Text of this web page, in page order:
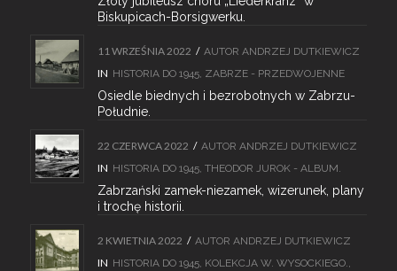
Biskupicach-Borsigwerku.
11 WRZEŚNIA 2022 / AUTOR ANDRZEJ DUTKIEWICZ
IN HISTORIA DO 1945, ZABRZE - PRZEDWOJENNE
Osiedle biednych i bezrobotnych w Zabrzu-
Południe.
22 CZERWCA 2022 / AUTOR ANDRZEJ DUTKIEWICZ
IN HISTORIA DO 1945, THEODOR JUROK - ALBUM.
Zabrzański zamek-niezamek, wizerunek, plany
i trochę historii.
2 KWIETNIA 2022 / AUTOR ANDRZEJ DUTKIEWICZ
IN HISTORIA DO 1945, KOLEKCJA W. WYSOCKIEGO.,